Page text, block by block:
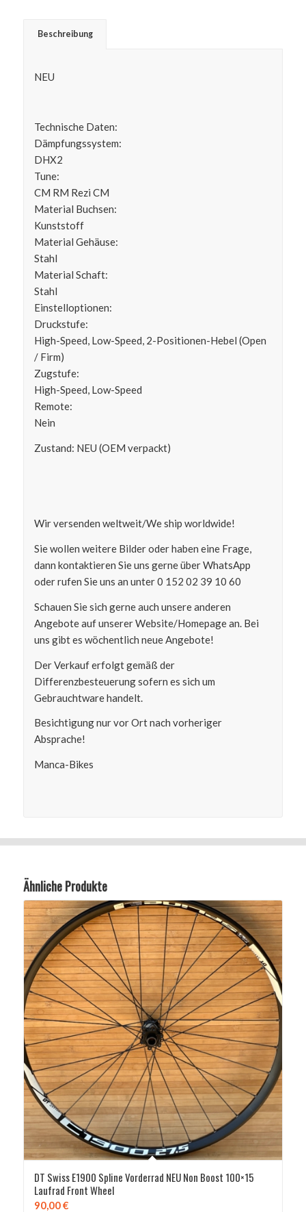
Beschreibung
NEU
Technische Daten:
Dämpfungssystem:
DHX2
Tune:
CM RM Rezi CM
Material Buchsen:
Kunststoff
Material Gehäuse:
Stahl
Material Schaft:
Stahl
Einstelloptionen:
Druckstufe:
High-Speed, Low-Speed, 2-Positionen-Hebel (Open
/ Firm)
Zugstufe:
High-Speed, Low-Speed
Remote:
Nein
Zustand: NEU (OEM verpackt)
Wir versenden weltweit/We ship worldwide!
Sie wollen weitere Bilder oder haben eine Frage,
dann kontaktieren Sie uns gerne über WhatsApp
oder rufen Sie uns an unter 0 152 02 39 10 60
Schauen Sie sich gerne auch unsere anderen
Angebote auf unserer Website/Homepage an. Bei
uns gibt es wöchentlich neue Angebote!
Der Verkauf erfolgt gemäß der
Differenzbesteuerung sofern es sich um
Gebrauchtware handelt.
Besichtigung nur vor Ort nach vorheriger
Absprache!
Manca-Bikes
Ähnliche Produkte
DT Swiss E1900 Spline Vorderrad NEU Non Boost 100×15
Laufrad Front Wheel
90,00€